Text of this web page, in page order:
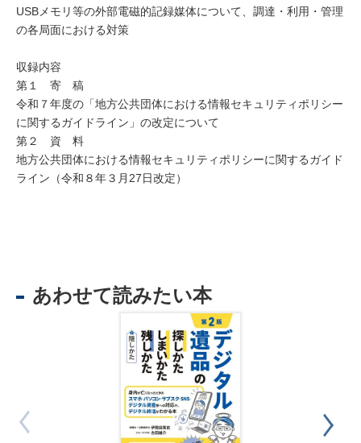
USBメモリ等の外部電磁的記録媒体について、調達・利用・管理
の各局面における対策
収録内容
第１ 寄 稿
令和７年度の「地方公共団体における情報セキュリティポリシー
に関するガイドライン」の改定について
第２ 資 料
地方公共団体における情報セキュリティポリシーに関するガイド
ライン（令和８年３月27日改定）
あわせて読みたい本